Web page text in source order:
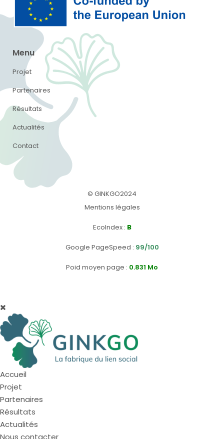
Menu
Projet
Partenaires
Résultats
Actualités
Contact
© GINKGO2024
Mentions légales
EcoIndex: B
Google PageSpeed : 99/100
Poid moyen page : 0.831 Mo
Accueil
Projet
Partenaires
Résultats
Actualités
Nous contacter